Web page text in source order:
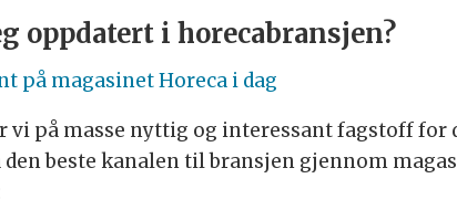
oppdatert i horecabransjen?
på magasinet Horeca i dag
vi på masse nyttig og interessant fagstoff for
den beste kanalen til bransjen gjennom